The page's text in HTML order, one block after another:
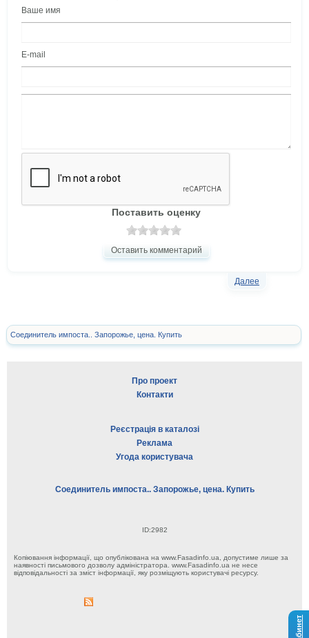
Ваше имя
E-mail
Поставить оценку
Оставить комментарий
Далее
Соединитель импоста.. Запорожье, цена. Купить
Про проект
Контакти
Реєстрація в каталозі
Реклама
Угода користувача
Соединитель импоста.. Запорожье, цена. Купить
ID:2982
Копіювання інформації, що опублікована на www.Fasadinfo.ua, допустиме лише за
наявності письмового дозволу адміністратора. www.Fasadinfo.ua не несе
відповідальності за зміст інформації, яку розміщують користувачі ресурсу.